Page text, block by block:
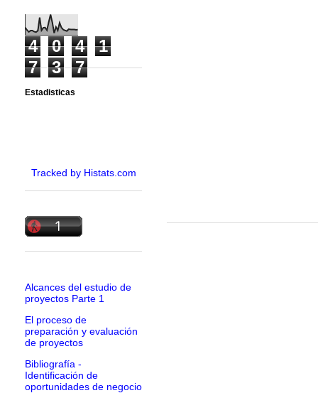
4 0 4
1
7
3 7
Estadisticas
Tracked by Histats.com
Alcances del estudio de
proyectos Parte 1
El proceso de
preparación y evaluación
de proyectos
Bibliografía -
Identificación de
oportunidades de negocio